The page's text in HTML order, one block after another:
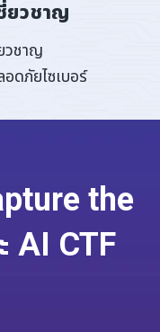
ยวชาญ
วชาญ
ดภัยไซเบอร์
the
AI CTF